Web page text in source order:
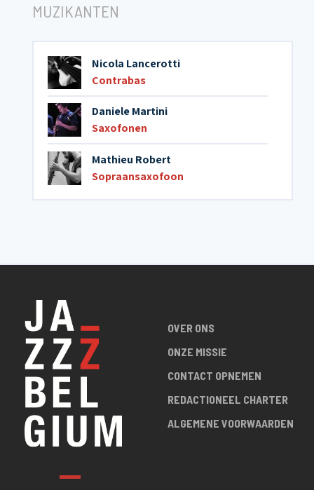
MUZIKANTEN
Nicola Lancerotti
Contrabas
Daniele Martini
Saxofonen
Mathieu Robert
Sopraansaxofoon
OVER ONS
ONZE MISSIE
CONTACT OPNEMEN
REDACTIONEEL CHARTER
ALGEMENE VOORWAARDEN